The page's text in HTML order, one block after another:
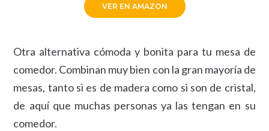
VER EN AMAZON
Otra alternativa cómoda y bonita para tu mesa de
comedor. Combinan muy bien con la gran mayoría de
mesas, tanto si es de madera como si son de cristal,
de aquí que muchas personas ya las tengan en su
comedor.